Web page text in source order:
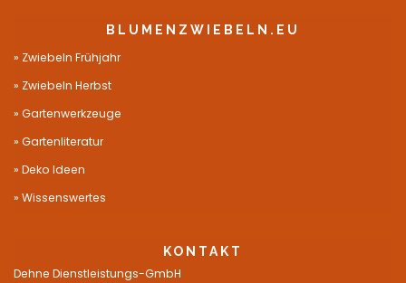
BLUMENZWIEBELN.EU
Zwiebeln Frühjahr
Zwiebeln Herbst
Gartenwerkzeuge
Gartenliteratur
Deko Ideen
Wissenswertes
KONTAKT
Dehne Dienstleistungs-GmbH